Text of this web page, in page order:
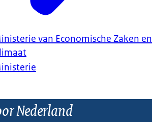
van Economische Zaken en
Nederland